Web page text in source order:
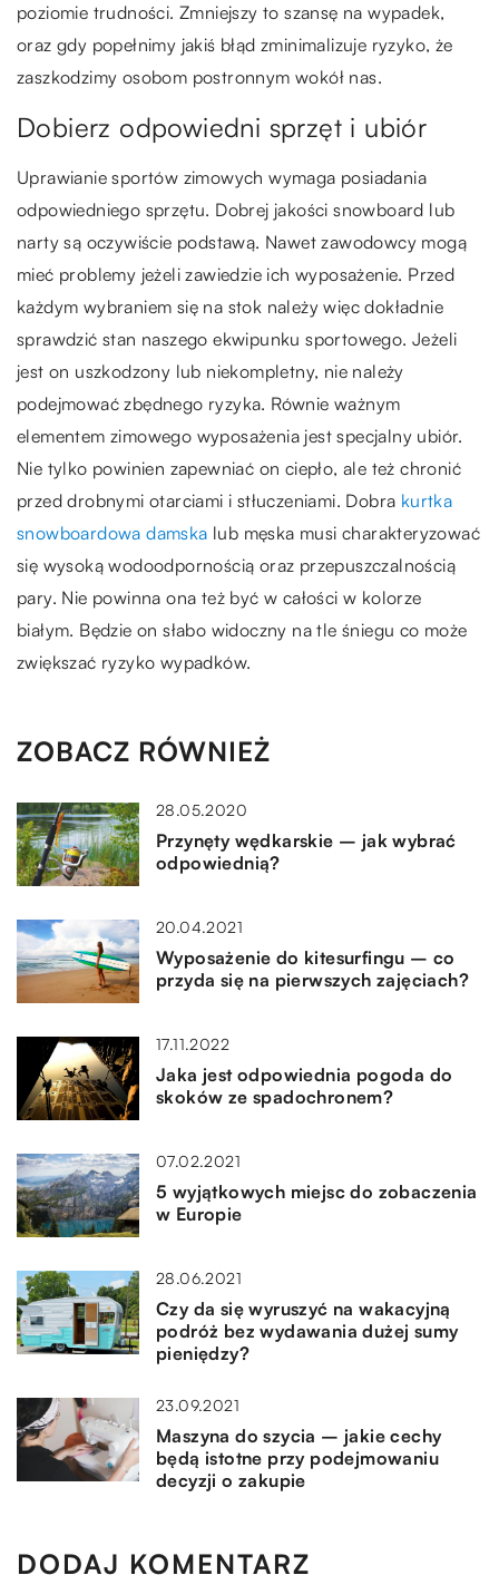
poziomie trudności. Zmniejszy to szansę na wypadek,
oraz gdy popełnimy jakiś błąd zminimalizuje ryzyko, że
zaszkodzimy osobom postronnym wokół nas.
Dobierz odpowiedni sprzęt i ubiór
Uprawianie sportów zimowych wymaga posiadania
odpowiedniego sprzętu. Dobrej jakości snowboard lub
narty są oczywiście podstawą. Nawet zawodowcy mogą
mieć problemy jeżeli zawiedzie ich wyposażenie. Przed
każdym wybraniem się na stok należy więc dokładnie
sprawdzić stan naszego ekwipunku sportowego. Jeżeli
jest on uszkodzony lub niekompletny, nie należy
podejmować zbędnego ryzyka. Równie ważnym
elementem zimowego wyposażenia jest specjalny ubiór.
Nie tylko powinien zapewniać on ciepło, ale też chronić
przed drobnymi otarciami i stłuczeniami. Dobra kurtka
snowboardowa damska lub męska musi charakteryzować
się wysoką wodoodpornością oraz przepuszczalnością
pary. Nie powinna ona też być w całości w kolorze
białym. Będzie on słabo widoczny na tle śniegu co może
zwiększać ryzyko wypadków.
ZOBACZ RÓWNIEŻ
28.05.2020
Przynęty wędkarskie – jak wybrać
odpowiednią?
20.04.2021
Wyposażenie do kitesurfingu – co
przyda się na pierwszych zajęciach?
17.11.2022
Jaka jest odpowiednia pogoda do
skoków ze spadochronem?
07.02.2021
5 wyjątkowych miejsc do zobaczenia
w Europie
28.06.2021
Czy da się wyruszyć na wakacyjną
podróż bez wydawania dużej sumy
pieniędzy?
23.09.2021
Maszyna do szycia – jakie cechy
będą istotne przy podejmowaniu
decyzji o zakupie
DODAJ KOMENTARZ